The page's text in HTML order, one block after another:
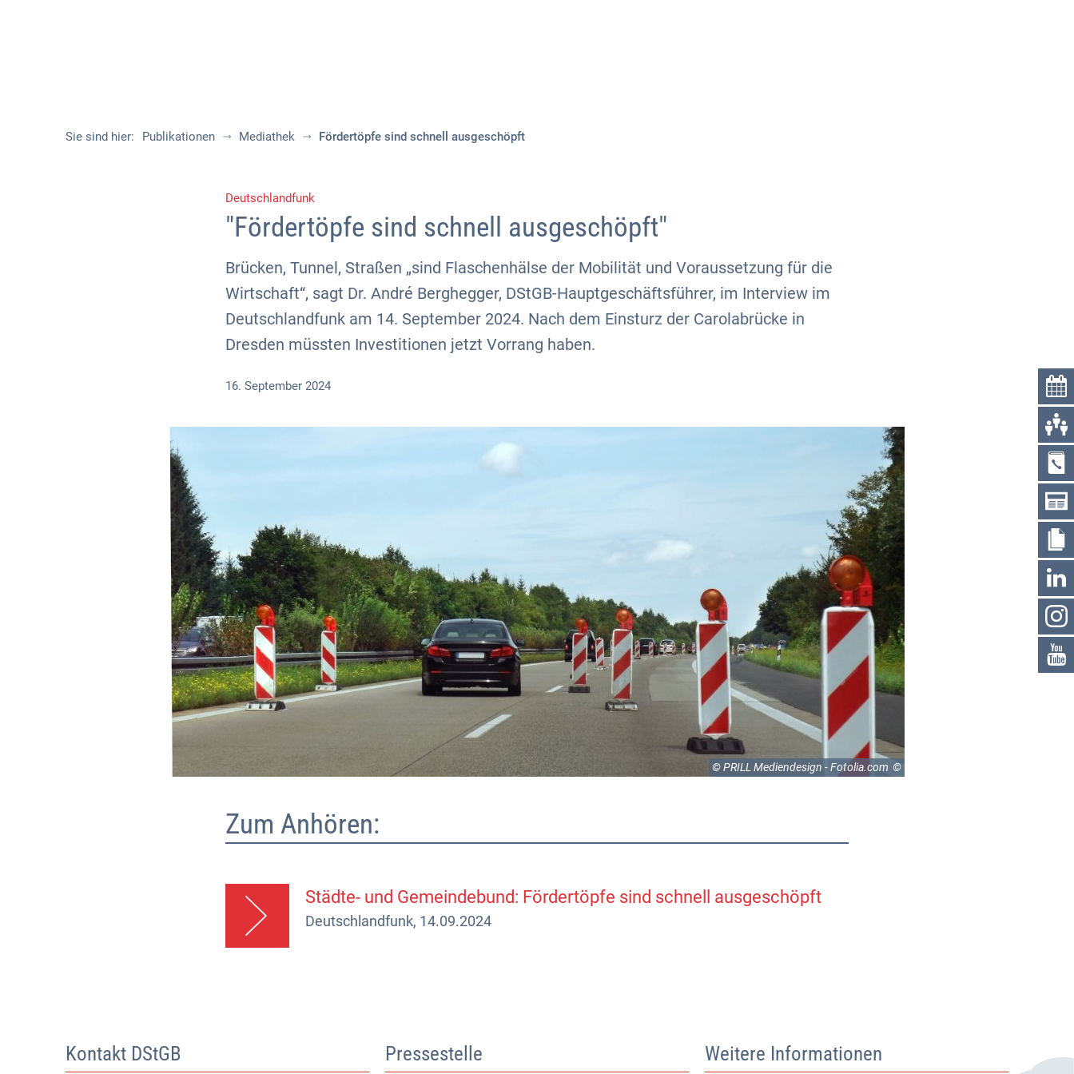
Sie sind hier: Publikationen Mediathek Fördertöpfe sind schnell ausgeschöpft
Deutschlandfunk
"Fördertöpfe sind schnell ausgeschöpft"
Brücken, Tunnel, Straßen „sind Flaschenhälse der Mobilität und Voraussetzung für die
Wirtschaft“, sagt Dr. André Berghegger, DStGB-Hauptgeschäftsführer, im Interview im
Deutschlandfunk am 14. September 2024. Nach dem Einsturz der Carolabrücke in
Dresden müssten Investitionen jetzt Vorrang haben.
16. September 2024
© PRILL Mediendesign - Fotolia.com
Zum Anhören:
Städte- und Gemeindebund: Fördertöpfe sind schnell ausgeschöpft
Deutschlandfunk, 14.09.2024
Kontakt DStGB Pressestelle Weitere Informationen